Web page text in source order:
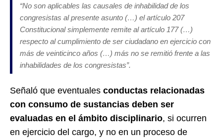
“No son aplicables las causales de inhabilidad de los
congresistas al presente asunto (…) el artículo 207
Constitucional simplemente remite al artículo 177 (…)
respecto al cumplimiento de ser ciudadano en ejercicio con
más de veinticinco años (…) más no se remitió frente a las
inhabilidades de los congresistas”.
Señaló que eventuales conductas relacionadas
con consumo de sustancias deben ser
evaluadas en el ámbito disciplinario, si ocurren
en ejercicio del cargo, y no en un proceso de